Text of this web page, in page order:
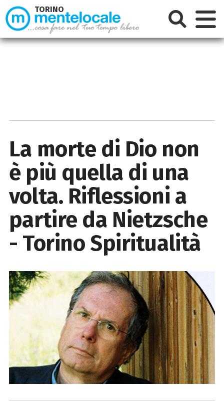
La morte di Dio non
è più quella di una
volta. Riflessioni a
partire da Nietzsche
- Torino Spiritualità
TORINO